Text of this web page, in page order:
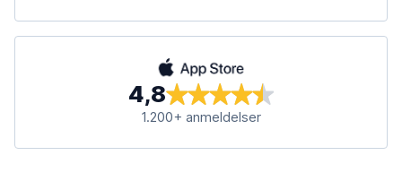
4,8
1.200+ anmeldelser